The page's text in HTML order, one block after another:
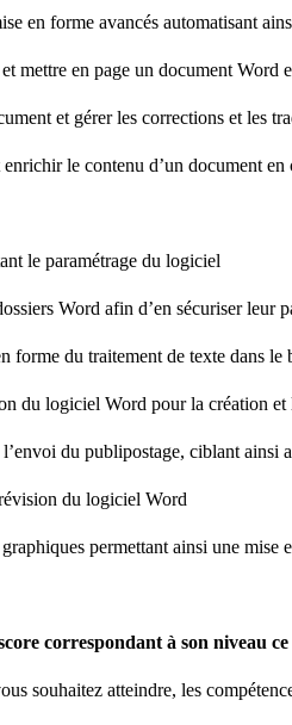
en forme avancés automatisant
mettre en page un document Word
et gérer les corrections et les
le contenu d’un document en
le paramétrage du logiciel
Word afin d’en sécuriser leur
forme du traitement de texte dans
du logiciel Word pour la création
du publipostage, ciblant ainsi
du logiciel Word
permettant ainsi une
correspondant à son niveau
souhaitez atteindre, les